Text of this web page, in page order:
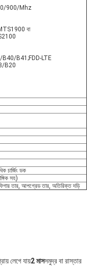
900/Mhz
বা
B40/B41;FDD-LTE
B20
চার্জিং ডক
সহ)
তার, আপগ্রেড তার, অতিরিক্ত দড়ি
লেগে যায়2 মাসসমুদ্র বা রাস্তার